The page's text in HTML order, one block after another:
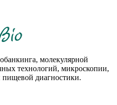
молекулярной
технологий, микроскопии,
пищевой диагностики.